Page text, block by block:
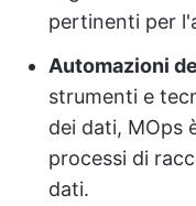
pertinenti per
Automazioni
strumenti e
dei dati, MOps
processi di
dati.